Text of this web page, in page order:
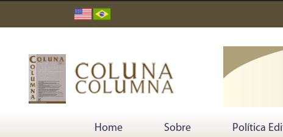
Home Sobre Política